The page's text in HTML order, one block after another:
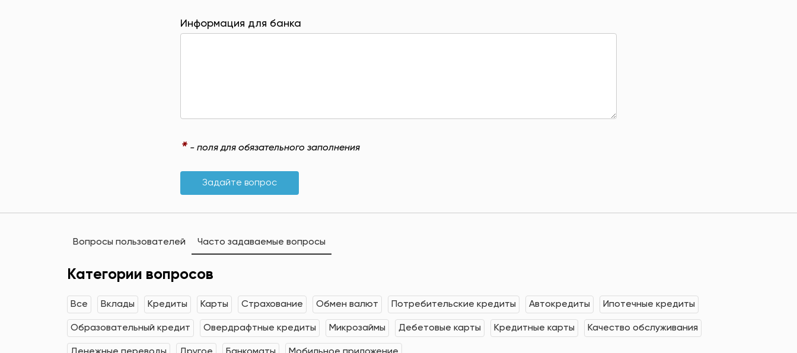
Информация для банка
* - поля для обязательного заполнения
Задайте вопрос
Вопросы пользователей Часто задаваемые вопросы
Категории вопросов
Все Вклады Кредиты Карты Страхование Обмен валют Потребительские кредиты Автокредиты Ипотечные кредиты
Образовательный кредит Овердрафтные кредиты Микрозаймы Дебетовые карты Кредитные карты Качество обслуживания